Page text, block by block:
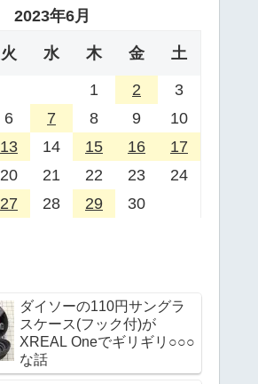
2023年6月
火 水 木 金 土
1 2
3
6 7 8 9
10
13 14 15 16
17
20 21 22 23
24
27 28 29 30
ダイソーの110円サングラ
スケース(フック付)が
XREAL Oneでギリギリ○○○
な話